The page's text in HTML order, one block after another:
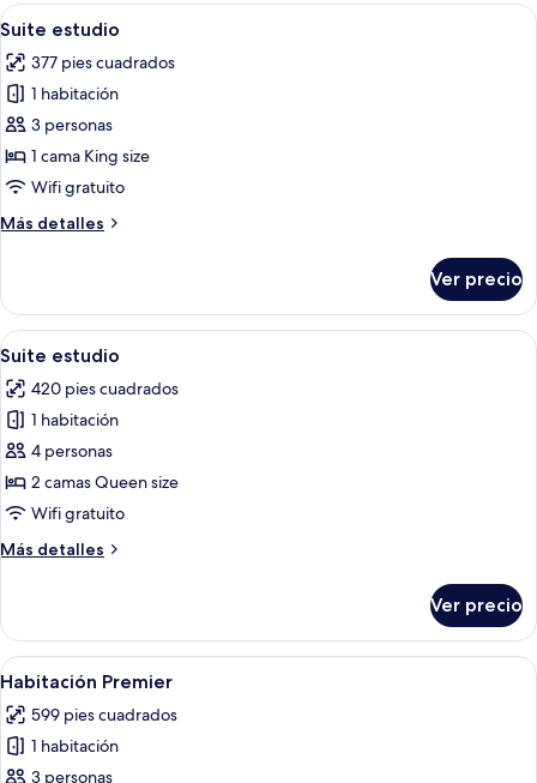
Abrir
todas
las
fotos
de
Suite
estudio
Habitación de hotel con una cama
7
Suite estudio
377 pies cuadrados
1 habitación
3 personas
1 cama King size
Wifi gratuito
Más detalles
Más
estudio
Ver precio
Abrir
todas
las
fotos
de
Suite
estudio
Habitación de hotel con dos camas,
5
Suite estudio
420 pies cuadrados
1 habitación
4 personas
2 camas Queen size
Wifi gratuito
Más detalles
Más
estudio
Ver precio
Abrir
todas
las
fotos
Una habitación de hotel moderna
15
Habitación Premier
599 pies cuadrados
1 habitación
3 personas